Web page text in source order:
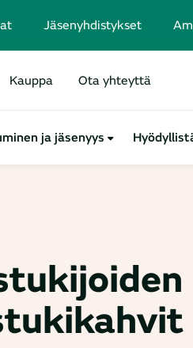
Jäsenyhdistykset
Kauppa Ota yhteyttä
ja jäsenyys